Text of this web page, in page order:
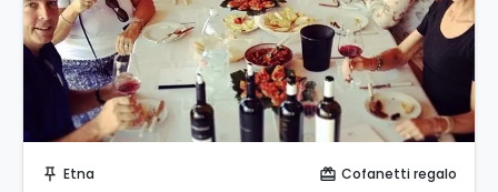
push_pin Etna card_giftcard Cofanetti regalo